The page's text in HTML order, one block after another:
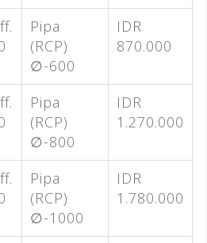
Pipa
(RCP)
∅-600
IDR
870.000
Pipa
(RCP)
∅-800
IDR
1.270.000
Pipa
(RCP)
∅-1000
IDR
1.780.000